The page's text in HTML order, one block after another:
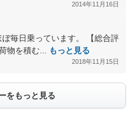
2014年11月16日
ぼ毎日乗っています。 【総合評
物を積む...
もっと見る
2018年11月15日
をもっと見る